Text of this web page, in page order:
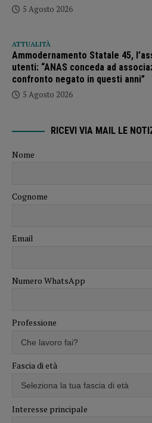
5 Agosto 2026
ATTUALITÀ
Ammodernamento Statale 45,
utenti: “ANAS conceda ad
confronto negato in questi anni”
5 Agosto 2026
RICEVI VIA MAIL LE
Nome
Cognome
Email
Numero WhatsApp
Professione
Fascia di età
Interesse principale